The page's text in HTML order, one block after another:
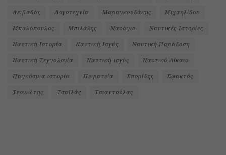
Λειβαδάς Λογοτεχνία Μαραγκουδάκης Μιχαηλίδου
Μπαλόπουλος Μπιλάλης Ναυάγιο Ναυτικές Ιστορίες
Ναυτική Ιστορία Ναυτική Ισχύς Ναυτική Παράδοση
Ναυτική Τεχνολογία Ναυτική ισχύς Ναυτικό Δίκαιο
Παγκόσμια ιστορία Πειρατεία Σπορίδης Σφακτός
Τερνιώτης Τσαϊλάς Τσιαντούλας